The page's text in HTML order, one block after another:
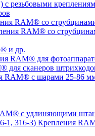
резьбовыми
RAM® со
RAM® со
и др.
RAM® для
для сканеров
RAM® с шарами 25-86
с удлиняющими
Крепления